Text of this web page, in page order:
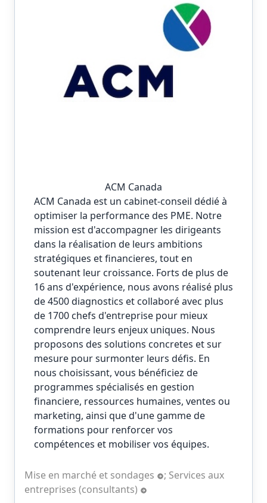
ACM Canada
ACM Canada est un cabinet-conseil dédié à
optimiser la performance des PME. Notre
mission est d'accompagner les dirigeants
dans la réalisation de leurs ambitions
stratégiques et financieres, tout en
soutenant leur croissance. Forts de plus de
16 ans d'expérience, nous avons réalisé plus
de 4500 diagnostics et collaboré avec plus
de 1700 chefs d'entreprise pour mieux
comprendre leurs enjeux uniques. Nous
proposons des solutions concretes et sur
mesure pour surmonter leurs défis. En
nous choisissant, vous bénéficiez de
programmes spécialisés en gestion
financiere, ressources humaines, ventes ou
marketing, ainsi que d'une gamme de
formations pour renforcer vos
compétences et mobiliser vos équipes.
Mise en marché et sondages ; Services aux
entreprises (consultants)